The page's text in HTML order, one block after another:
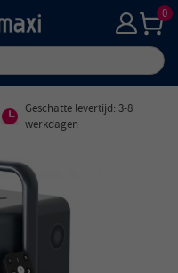
0
Geschatte levertijd: 3-8
werkdagen